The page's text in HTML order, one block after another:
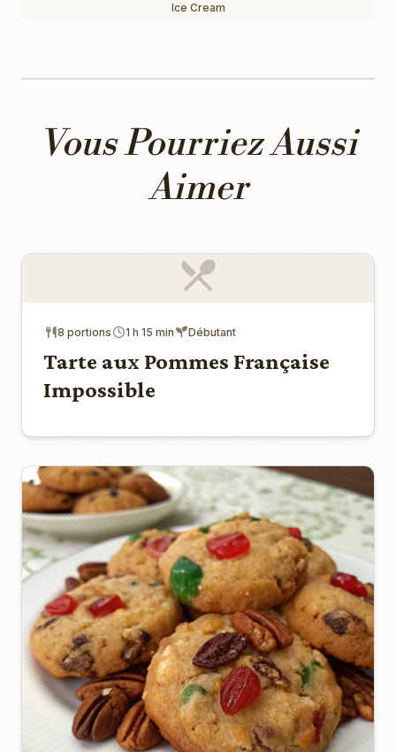
Ice Cream
Vous Pourriez Aussi
Aimer
8 portions 1 h 15 min Débutant
Tarte aux Pommes Française
Impossible